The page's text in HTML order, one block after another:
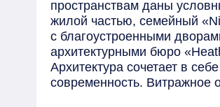
пространствам даны
жилой частью, семейный
с благоустроенными
архитектурными бюро
Архитектура сочетает в
современность. Витражное